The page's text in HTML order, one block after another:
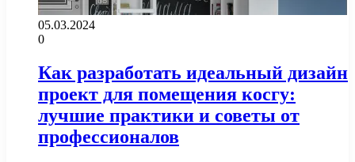
05.03.2024
0
Как разработать идеальный дизайн
проект для помещения косгу:
лучшие практики и советы от
профессионалов